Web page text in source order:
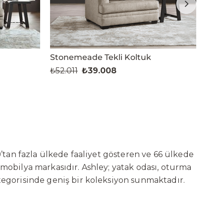
Stonemeade Tekli Koltuk
₺39.008
₺52.011
fazla ülkede faaliyet gösteren ve 66 ülkede
markasıdır. Ashley; yatak odası, oturma
geniş bir koleksiyon sunmaktadır.
değil, aynı zamanda gelecekte
yatırımları kapsamında, Kayseri Serbest